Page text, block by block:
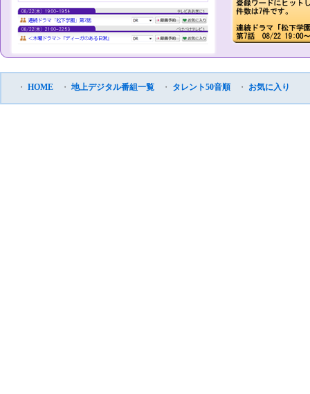
・ HOME ・ 地上デジタル番組一覧 ・ タレント50音順 ・ お気に入り